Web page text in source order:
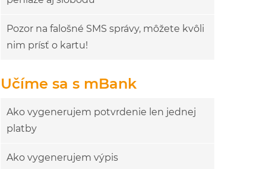
Pozor na falošné SMS správy, môžete kvôli
nim prísť o kartu!
Učíme sa s mBank
Ako vygenerujem potvrdenie len jednej
platby
Ako vygenerujem výpis